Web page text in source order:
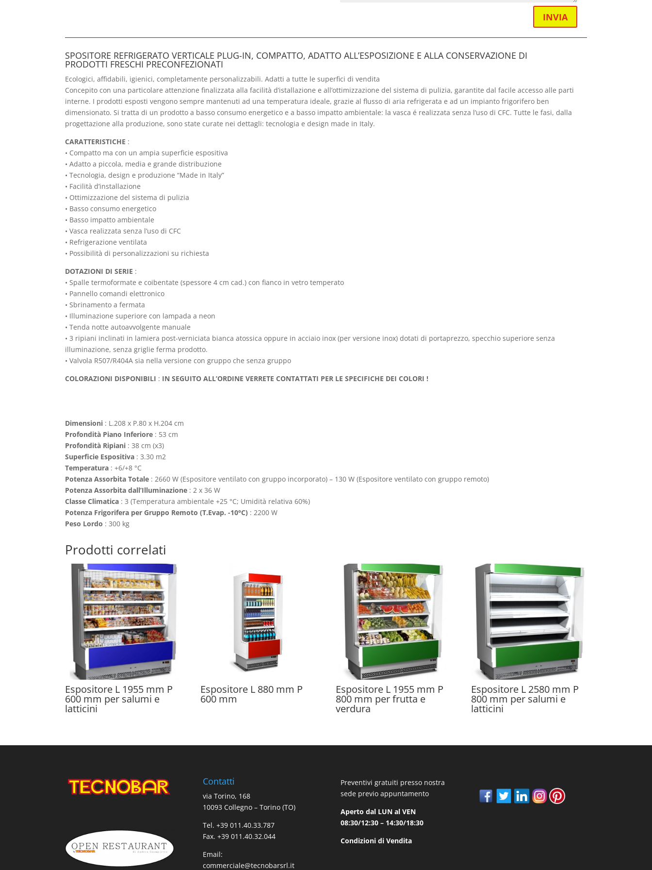
INVIA
SPOSITORE REFRIGERATO VERTICALE PLUG-IN, COMPATTO, ADATTO ALL’ESPOSIZIONE E ALLA CONSERVAZIONE DI
PRODOTTI FRESCHI PRECONFEZIONATI
Ecologici, affidabili, igienici, completamente personalizzabili. Adatti a tutte le superfici di vendita
Concepito con una particolare attenzione finalizzata alla facilità d’istallazione e all’ottimizzazione del sistema di pulizia, garantite dal facile accesso alle parti
interne. I prodotti esposti vengono sempre mantenuti ad una temperatura ideale, grazie al flusso di aria refrigerata e ad un impianto frigorifero ben
dimensionato. Si tratta di un prodotto a basso consumo energetico e a basso impatto ambientale: la vasca é realizzata senza l’uso di CFC. Tutte le fasi, dalla
progettazione alla produzione, sono state curate nei dettagli: tecnologia e design made in Italy.
CARATTERISTICHE :
• Compatto ma con un ampia superficie espositiva
• Adatto a piccola, media e grande distribuzione
• Tecnologia, design e produzione “Made in Italy”
• Facilità d’installazione
• Ottimizzazione del sistema di pulizia
• Basso consumo energetico
• Basso impatto ambientale
• Vasca realizzata senza l’uso di CFC
• Refrigerazione ventilata
• Possibilità di personalizzazioni su richiesta
DOTAZIONI DI SERIE :
• Spalle termoformate e coibentate (spessore 4 cm cad.) con fianco in vetro temperato
• Pannello comandi elettronico
• Sbrinamento a fermata
• Illuminazione superiore con lampada a neon
• Tenda notte autoavvolgente manuale
• 3 ripiani inclinati in lamiera post-verniciata bianca atossica oppure in acciaio inox (per versione inox) dotati di portaprezzo, specchio superiore senza
illuminazione, senza griglie ferma prodotto.
• Valvola R507/R404A sia nella versione con gruppo che senza gruppo
COLORAZIONI DISPONIBILI : IN SEGUITO ALL’ORDINE VERRETE CONTATTATI PER LE SPECIFICHE DEI COLORI !
Dimensioni : L.208 x P.80 x H.204 cm
Profondità Piano Inferiore : 53 cm
Profondità Ripiani : 38 cm (x3)
Superficie Espositiva : 3.30 m2
Temperatura : +6/+8 °C
Potenza Assorbita Totale : 2660 W (Espositore ventilato con gruppo incorporato) – 130 W (Espositore ventilato con gruppo remoto)
Potenza Assorbita dall’Illuminazione : 2 x 36 W
Classe Climatica : 3 (Temperatura ambientale +25 °C; Umidità relativa 60%)
Potenza Frigorifera per Gruppo Remoto (T.Evap. -10°C) : 2200 W
Peso Lordo : 300 kg
Prodotti correlati
Espositore L 1955 mm P
600 mm per salumi e
latticini
Espositore L 880 mm P
600 mm
Espositore L 1955 mm P
800 mm per frutta e
verdura
Espositore L 2580 mm P
800 mm per salumi e
latticini
Contatti
via Torino, 168
10093 Collegno – Torino (TO)
Tel. +39 011.40.33.787
Fax. +39 011.40.32.044
Email:
commerciale@tecnobarsrl.it
Preventivi gratuiti presso nostra
sede previo appuntamento
Aperto dal LUN al VEN
08:30/12:30 – 14:30/18:30
Condizioni di Vendita